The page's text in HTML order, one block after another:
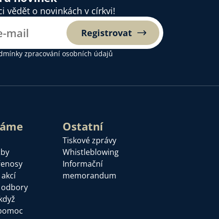
vědět o novinkách v církvi!
Registrovat
zpracování osobních údajů
Ostatní
Tiskové zprávy
Whistleblowing
Informační
memorandum